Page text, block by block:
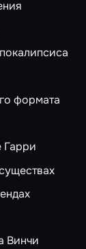
формата
Гарри
Винчи